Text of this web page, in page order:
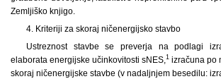
Zemljiško knjigo.
4. Kriteriji za skoraj ničenergijsko stavbo
Ustreznost stavbe se preverja na podlagi
elaborata energijske učinkovitosti sNES,1 izračuna po
skoraj ničenergijske stavbe (v nadaljnjem besedilu: